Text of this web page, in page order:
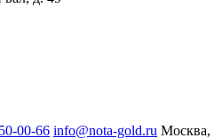
00-66 info@nota-gold.ru Москва,